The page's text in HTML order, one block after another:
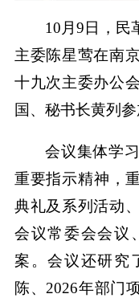
10月9日，民
主委陈星莺在南
十九次主委办公
国、秘书长黄列参
会议集体学
重要指示精神，
典礼及系列活动
会议常委会会议
案。会议还研究
陈、2026年部门